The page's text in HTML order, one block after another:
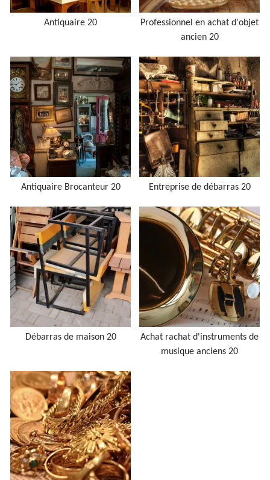
Antiquaire 20
Professionnel en achat d'objet
ancien 20
Antiquaire Brocanteur 20 Entreprise de débarras 20
Débarras de maison 20
Achat rachat d'instruments de
musique anciens 20